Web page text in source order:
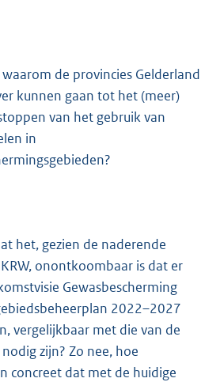
de provincies Gelderland
kunnen gaan tot het (meer)
van het gebruik van
in
het, gezien de naderende
onontkoombaar is dat er
Gewasbescherming
2022–2027
vergelijkbaar met die van de
zijn? Zo nee, hoe
concreet dat met de huidige